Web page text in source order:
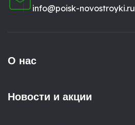
info@poisk-novostroyki.ru
О нас
Новости и акции